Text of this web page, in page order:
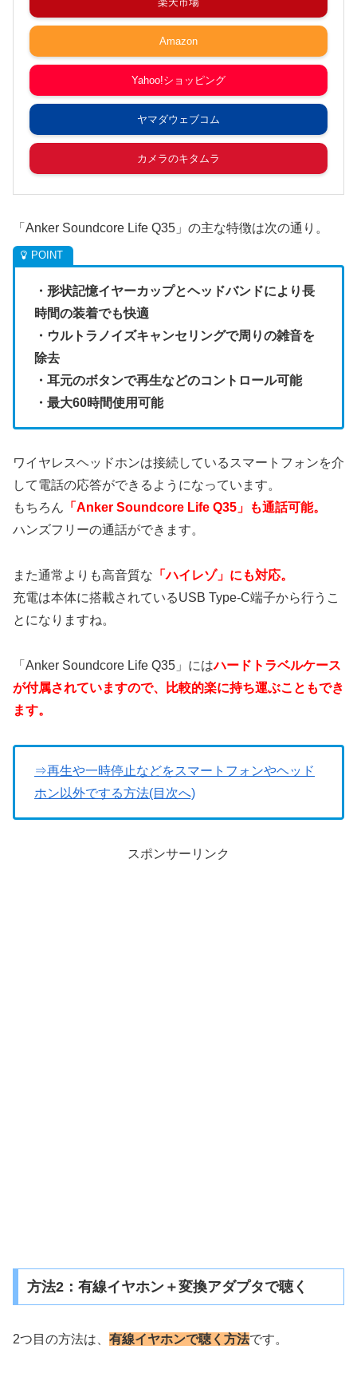
Amazon
Yahoo!ショッピング
ヤマダウェブコム
カメラのキタムラ
「Anker Soundcore Life Q35」の主な特徴は次の通り。
・形状記憶イヤーカップとヘッドバンドにより長
時間の装着でも快適
・ウルトラノイズキャンセリングで周りの雑音を
除去
・耳元のボタンで再生などのコントロール可能
・最大60時間使用可能
ワイヤレスヘッドホンは接続しているスマートフォンを介
して電話の応答ができるようになっています。
もちろん 「Anker Soundcore Life Q35」も通話可能。
ハンズフリーの通話ができます。
また通常よりも高音質な 「ハイレゾ」にも対応。
充電は本体に搭載されているUSB Type-C端子から行うこ
とになりますね。
「Anker Soundcore Life Q35」にはハードトラベルケース
が付属されていますので、比較的楽に持ち運ぶこともでき
ます。
⇒再生や一時停止などをスマートフォンやヘッド
ホン以外でする方法(目次へ)
スポンサーリンク
方法2：有線イヤホン＋変換アダプタで聴く
2つ目の方法は、 有線イヤホンで聴く方法です。